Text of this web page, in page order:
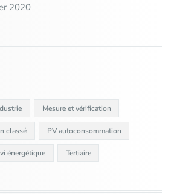
2020
Mesure et vérification
classé PV autoconsommation
énergétique Tertiaire